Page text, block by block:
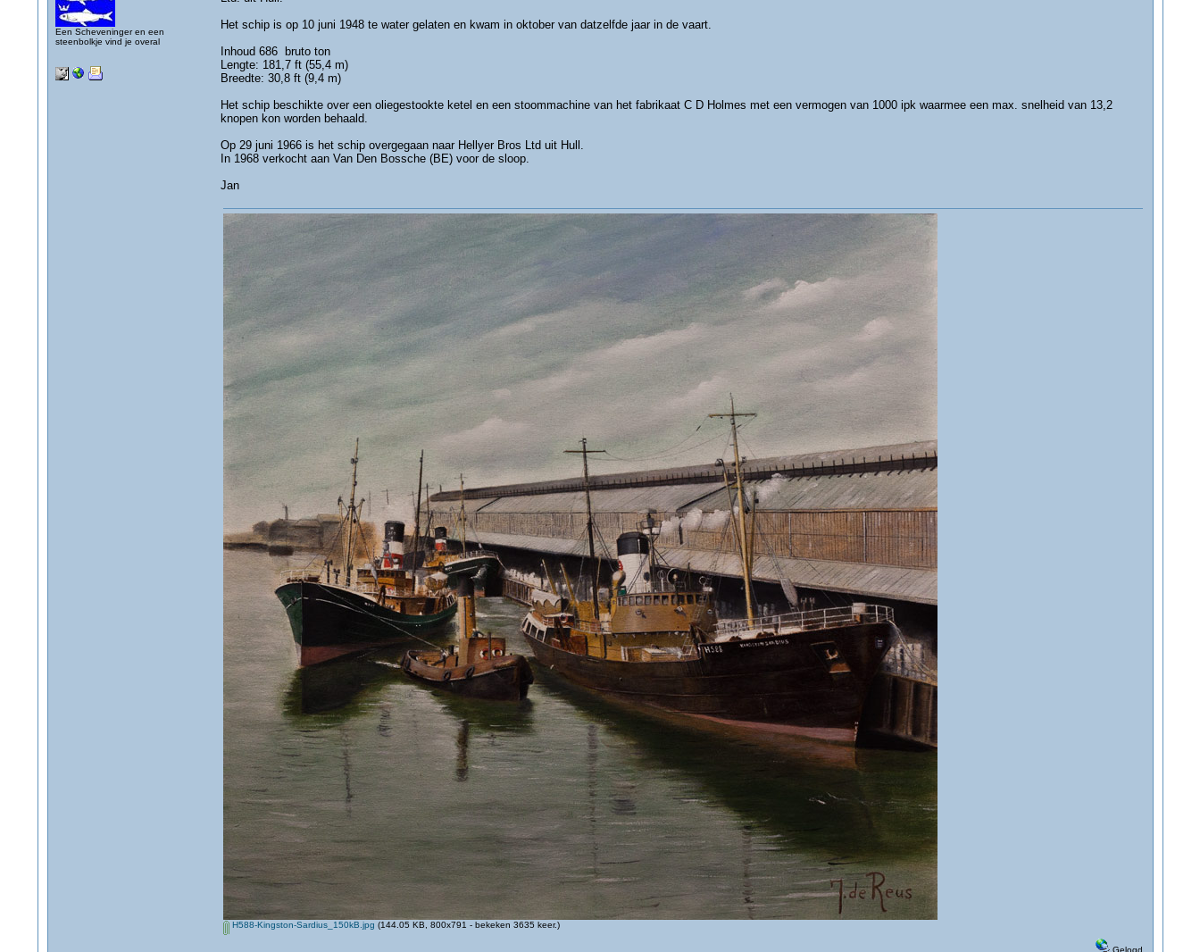
Een Scheveninger en een
steenbolkje vind je overal
Het schip is op 10 juni 1948 te water gelaten en kwam in oktober van datzelfde jaar in de vaart.
Inhoud 686 bruto ton
Lengte: 181,7 ft (55,4 m)
Breedte: 30,8 ft (9,4 m)
Het schip beschikte over een oliegestookte ketel en een stoommachine van het fabrikaat C D Holmes met een vermogen van 1000 ipk waarmee een max. snelheid van 13,2
knopen kon worden behaald.
Op 29 juni 1966 is het schip overgegaan naar Hellyer Bros Ltd uit Hull.
In 1968 verkocht aan Van Den Bossche (BE) voor de sloop.
Jan
H588-Kingston-Sardius_150kB.jpg (144.05 KB, 800x791 - bekeken 3635 keer.)
Gelogd